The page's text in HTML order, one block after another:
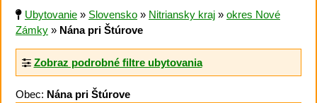
Ubytovanie » Slovensko » Nitriansky kraj » okres Nové
Zámky » Nána pri Štúrove
Zobraz podrobné filtre ubytovania
Obec: Nána pri Štúrove